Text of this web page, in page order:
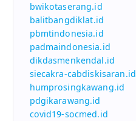
bwikotaserang.id
balitbangdiklat.id
pbmtindonesia.id
padmaindonesia.id
dikdasmenkendal.id
siecakra-cabdiskisaran.id
humprosingkawang.id
pdgikarawang.id
covid19-socmed.id